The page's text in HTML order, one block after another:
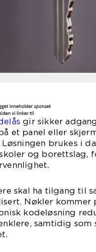
gir sikker
et panel eller
brukes i
og borettslag,
skal ha tilgang til
Nøkler kommer
kodeløsning
samtidig som